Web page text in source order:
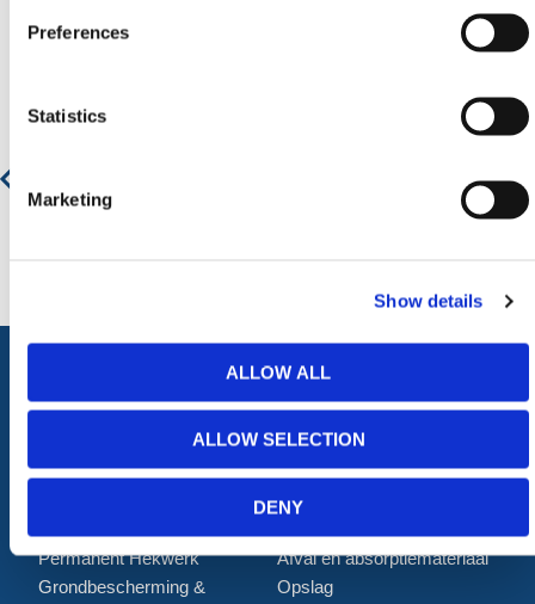
Preferences
Statistics
Marketing
Show details
ALLOW ALL
ALLOW SELECTION
DENY
Aanbevolen producten
Gereviseerde IBC-container - 1000 Liter
€ 122,34
ALLE CATEGORIEËN
Afzettingen
Permanent Hekwerk
Grondbescherming &
Tillen en Transport
Bouw
Afval en absorptiemateriaal
Opslag